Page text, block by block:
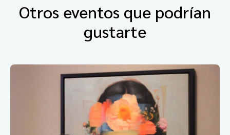
Otros eventos que podrían
gustarte